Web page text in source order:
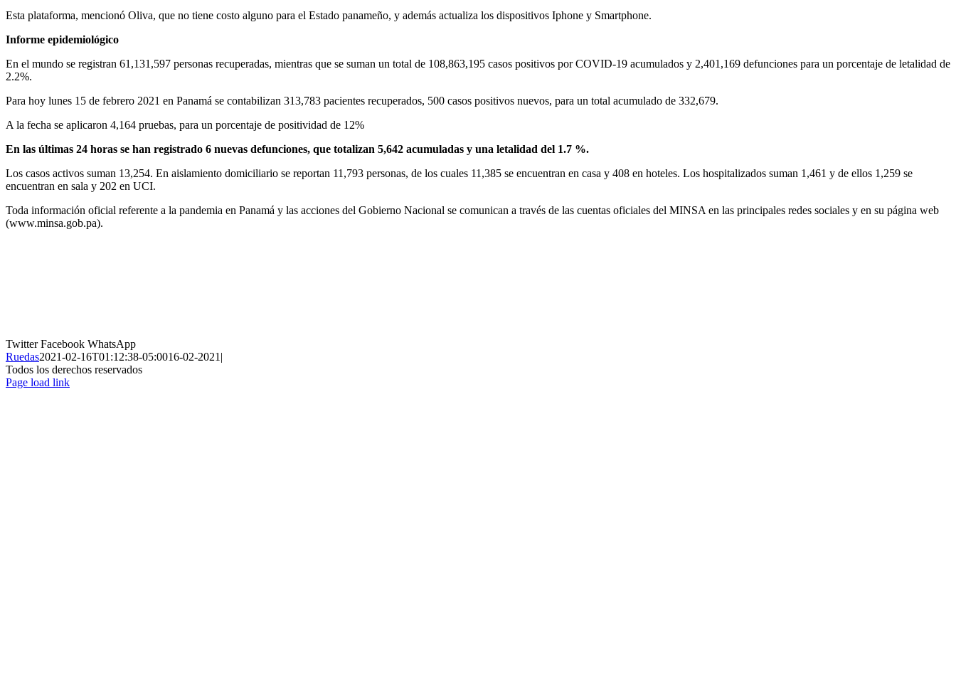
Esta plataforma, mencionó Oliva, que no tiene costo alguno para el Estado panameño, y además actualiza los dispositivos Iphone y Smartphone.
Informe epidemiológico
En el mundo se registran 61,131,597 personas recuperadas, mientras que se suman un total de 108,863,195 casos positivos por COVID-19 acumulados y 2,401,169 defunciones para un porcentaje de letalidad de
2.2%.
Para hoy lunes 15 de febrero 2021 en Panamá se contabilizan 313,783 pacientes recuperados, 500 casos positivos nuevos, para un total acumulado de 332,679.
A la fecha se aplicaron 4,164 pruebas, para un porcentaje de positividad de 12%
En las últimas 24 horas se han registrado 6 nuevas defunciones, que totalizan 5,642 acumuladas y una letalidad del 1.7 %.
Los casos activos suman 13,254. En aislamiento domiciliario se reportan 11,793 personas, de los cuales 11,385 se encuentran en casa y 408 en hoteles. Los hospitalizados suman 1,461 y de ellos 1,259 se
encuentran en sala y 202 en UCI.
Toda información oficial referente a la pandemia en Panamá y las acciones del Gobierno Nacional se comunican a través de las cuentas oficiales del MINSA en las principales redes sociales y en su página web
(www.minsa.gob.pa).
TwitterFacebook WhatsApp
Ruedas2021-02-16T01:12:38-05:0016-02-2021|
Todos los derechos reservados
Page load link